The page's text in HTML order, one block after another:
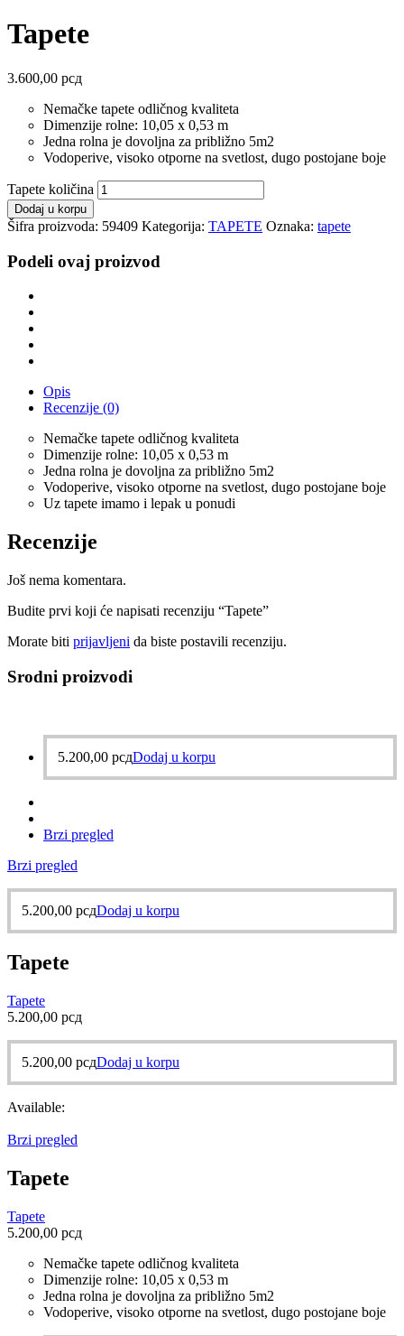
Tapete
3.600,00 рсд
Nemačke tapete odličnog kvaliteta
Dimenzije rolne: 10,05 x 0,53 m
Jedna rolna je dovoljna za približno 5m2
Vodoperive, visoko otporne na svetlost, dugo postojane boje
Tapete količina
Dodaj u korpu
Šifra proizvoda: 59409 Kategorija: TAPETE Oznaka: tapete
Podeli ovaj proizvod
Opis
Recenzije (0)
Nemačke tapete odličnog kvaliteta
Dimenzije rolne: 10,05 x 0,53 m
Jedna rolna je dovoljna za približno 5m2
Vodoperive, visoko otporne na svetlost, dugo postojane boje
Uz tapete imamo i lepak u ponudi
Recenzije
Još nema komentara.
Budite prvi koji će napisati recenziju “Tapete”
Morate biti prijavljeni da biste postavili recenziju.
Srodni proizvodi
5.200,00 рсдDodaj u korpu
Brzi pregled
Brzi pregled
5.200,00 рсдDodaj u korpu
Tapete
Tapete
5.200,00 рсд
5.200,00 рсдDodaj u korpu
Available:
Brzi pregled
Tapete
Tapete
5.200,00 рсд
Nemačke tapete odličnog kvaliteta
Dimenzije rolne: 10,05 x 0,53 m
Jedna rolna je dovoljna za približno 5m2
Vodoperive, visoko otporne na svetlost, dugo postojane boje